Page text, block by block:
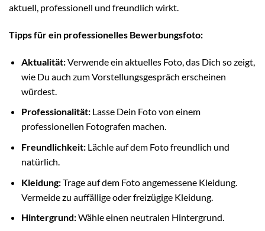
aktuell, professionell und freundlich wirkt.
Tipps für ein professionelles Bewerbungsfoto:
Aktualität:Verwende ein aktuelles Foto, das Dich so zeigt,
wie Du auch zum Vorstellungsgespräch erscheinen
würdest.
Professionalität:Lasse Dein Foto von einem
professionellen Fotografen machen.
Freundlichkeit:Lächle auf dem Foto freundlich und
natürlich.
Kleidung:Trage auf dem Foto angemessene Kleidung.
Vermeide zu auffällige oder freizügige Kleidung.
Hintergrund:Wähle einen neutralen Hintergrund.